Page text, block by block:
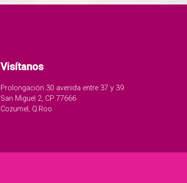
Visítanos
Prolongación 30 avenida entre 37 y 39
San Miguel 2, CP 77666
Cozumel, Q.Roo